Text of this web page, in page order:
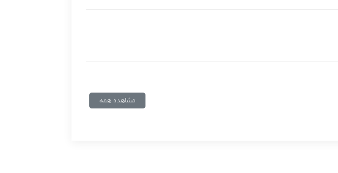
مشاهده همه